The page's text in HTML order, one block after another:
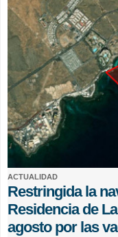
ACTUALIDAD
Restringida la
Residencia de
agosto por las